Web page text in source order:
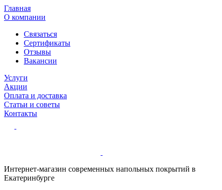
Главная
О компании
Связаться
Сертификаты
Отзывы
Вакансии
Услуги
Акции
Оплата и доставка
Статьи и советы
Контакты
Интернет-магазин современных напольных покрытий в
Екатеринбурге